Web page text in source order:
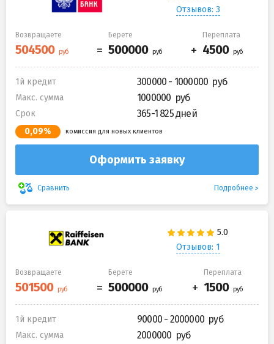
Отзывов: 3
Возвращаете Берете Переплата
1й кредит 300000 - 1000000
Макс. сумма 1000000
Срок 365-1 825 дней
0,09% комиссия для новых клиентов
Оформить заявку
Сравнить Подробнее
Отзывов: 1
Возвращаете Берете Переплата
1й кредит 90000 - 2000000
Макс. сумма 2000000